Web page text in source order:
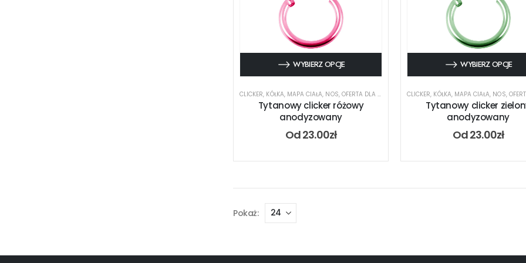
WYBIERZ OPCJE
CLICKER, KÓŁKA, MAPA CIAŁA, NOS, OFERTA DLA PIERCERA ,RODZAJ KOLCZYKA,TYTAN,UCHO,USTA
Tytanowy clicker różowy
anodyzowany
Od23.00zł
WYBIERZ OPCJE
CLICKER, KÓŁKA, MAPA CIAŁA, NOS, OFERTA
Tytanowy clicker
anodyzowany
Od23.00zł
Pokaż: